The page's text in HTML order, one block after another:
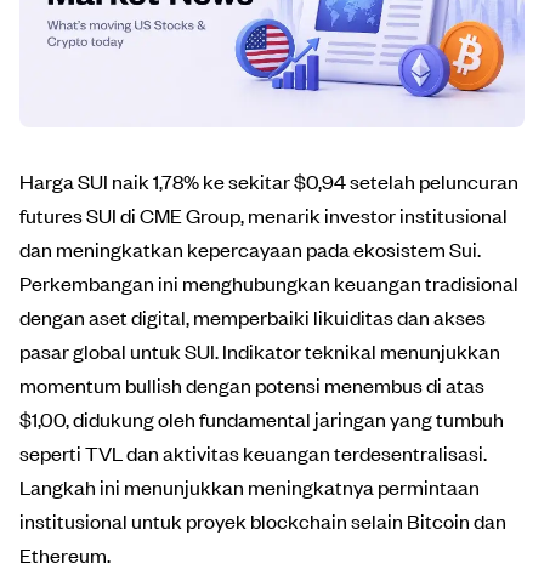
Harga SUI naik 1,78% ke sekitar $0,94 setelah peluncuran
futures SUI di CME Group, menarik investor institusional
dan meningkatkan kepercayaan pada ekosistem Sui.
Perkembangan ini menghubungkan keuangan tradisional
dengan aset digital, memperbaiki likuiditas dan akses
pasar global untuk SUI. Indikator teknikal menunjukkan
momentum bullish dengan potensi menembus di atas
$1,00, didukung oleh fundamental jaringan yang tumbuh
seperti TVL dan aktivitas keuangan terdesentralisasi.
Langkah ini menunjukkan meningkatnya permintaan
institusional untuk proyek blockchain selain Bitcoin dan
Ethereum.